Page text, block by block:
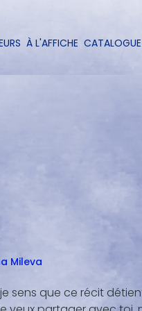
À L'AFFICHE CATALOGUE
Mileva
je sens que ce récit